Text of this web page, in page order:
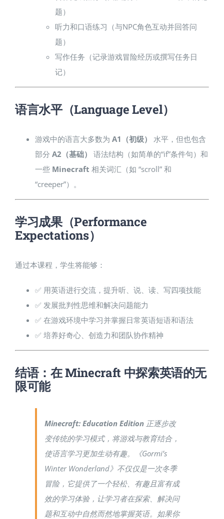
题）
听力和口语练习（与NPC角色互动并回答问
题）
写作任务（记录游戏冒险经历或撰写任务日
记）
语言水平（Language Level）
游戏中的语言大多数为 A1（初级）
水平，但也包含
部分 A2（基础）
语法结构（如简单的“if”条件句）和
一些 Minecraft 相关词汇（如 “scroll” 和
“creeper”）。
学习成果（Performance
Expectations）
通过本课程，学生将能够：
✅ 用英语进行交流，提升听、说、读、写四项技能
✅ 发展批判性思维和解决问题能力
✅ 在游戏环境中学习并掌握日常英语短语和语法
✅ 培养好奇心、创造力和团队协作精神
结语：在 Minecraft 中探索英语的无
限可能
Minecraft: Education Edition正逐步改
变传统的学习模式，将游戏与教育结合，
使语言学习更加生动有趣。《Gormi’s
Winter Wonderland》不仅仅是一次冬季
冒险，它提供了一个轻松、有趣且富有成
效的学习体验，让学习者在探索、解决问
题和互动中自然而然地掌握英语。如果你